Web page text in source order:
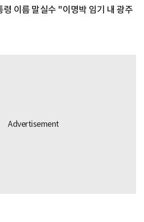
령 이름 말실수 "이명박 임기 내 광주